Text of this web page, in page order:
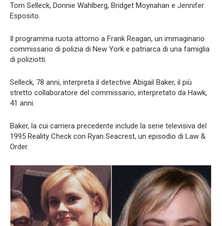
Tom Selleck, Donnie Wahlberg, Bridget Moynahan e Jennifer
Esposito.
Il programma ruota attorno a Frank Reagan, un immaginario
commissario di polizia di New York e patriarca di una famiglia
di poliziotti.
Selleck, 78 anni, interpreta il detective Abigail Baker, il più
stretto collaboratore del commissario, interpretato da Hawk,
41 anni.
Baker, la cui carriera precedente include la serie televisiva del
1995 Reality Check con Ryan Seacrest, un episodio di Law &
Order.